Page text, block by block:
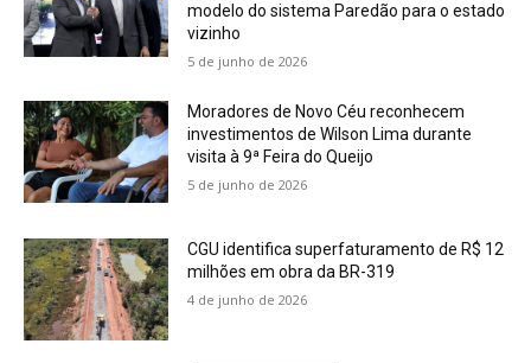
modelo do sistema Paredão para o estado
vizinho
5 de junho de 2026
Moradores de Novo Céu reconhecem
investimentos de Wilson Lima durante
visita à 9ª Feira do Queijo
5 de junho de 2026
CGU identifica superfaturamento de R$ 12
milhões em obra da BR-319
4 de junho de 2026